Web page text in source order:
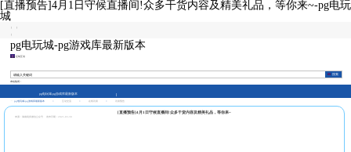
[直播预告]4月1日守候直播间!众多干货内容及精美礼品，等你来~-pg电玩
城
| |
|
pg电玩城-pg游戏库最新版本
征纳互动
本站热词：
pg电玩城-pg游戏库最新版本
pg电玩城-pg游戏库最新版本 互动交流 访谈预告
[直播预告]4月1日守候直播间!众多干货内容及精美礼品，等你来~
来源：海南税务微信公众号 发布日期：2021-03-30